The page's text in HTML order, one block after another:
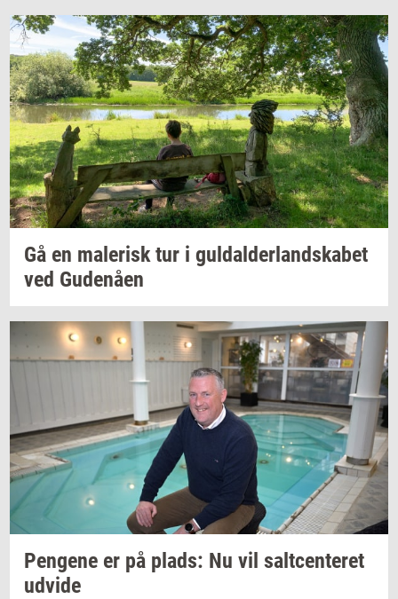
Gå en ma­le­risktur i gul­dal­der­land­ska­bet
ved Gu­denå­en
Pen­ge­ne er på plads: Nu vil salt­cen­te­ret
ud­vi­de